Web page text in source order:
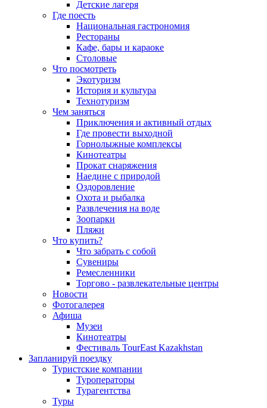
Детские лагеря
Где поесть
Национальная гастрономия
Рестораны
Кафе, бары и караоке
Столовые
Что посмотреть
Экотуризм
История и культура
Технотуризм
Чем заняться
Приключения и активный отдых
Где провести выходной
Горнолыжные комплексы
Кинотеатры
Прокат снаряжения
Наедине с природой
Оздоровление
Охота и рыбалка
Развлечения на воде
Зоопарки
Пляжи
Что купить?
Что забрать с собой
Сувениры
Ремесленники
Торгово - развлекательные центры
Новости
Фотогалерея
Афиша
Музеи
Кинотеатры
Фестиваль TourEast Kazakhstan
Запланируй поездку
Туристские компании
Туроператоры
Турагентства
Туры